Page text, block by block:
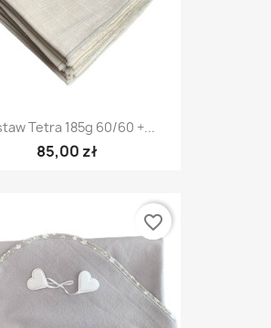
Tetra 185g 60/60 +...
85,00 zł
favorite_border